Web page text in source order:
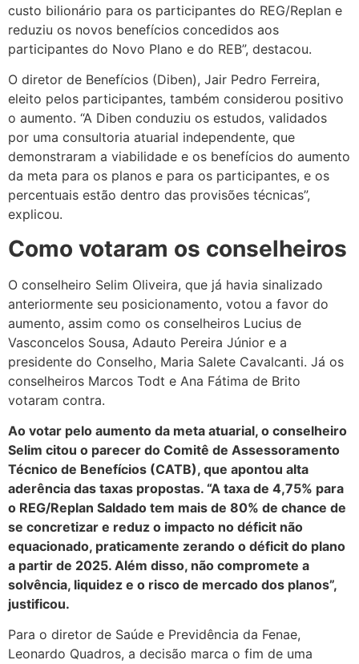
custo bilionário para os participantes do REG/Replan e
reduziu os novos benefícios concedidos aos
participantes do Novo Plano e do REB”, destacou.
O diretor de Benefícios (Diben), Jair Pedro Ferreira,
eleito pelos participantes, também considerou positivo
o aumento. “A Diben conduziu os estudos, validados
por uma consultoria atuarial independente, que
demonstraram a viabilidade e os benefícios do aumento
da meta para os planos e para os participantes, e os
percentuais estão dentro das provisões técnicas”,
explicou.
Como votaram os conselheiros
O conselheiro Selim Oliveira, que já havia sinalizado
anteriormente seu posicionamento, votou a favor do
aumento, assim como os conselheiros Lucius de
Vasconcelos Sousa, Adauto Pereira Júnior e a
presidente do Conselho, Maria Salete Cavalcanti. Já os
conselheiros Marcos Todt e Ana Fátima de Brito
votaram contra.
Ao votar pelo aumento da meta atuarial, o conselheiro
Selim citou o parecer do Comitê de Assessoramento
Técnico de Benefícios (CATB), que apontou alta
aderência das taxas propostas. “A taxa de 4,75% para
o REG/Replan Saldado tem mais de 80% de chance de
se concretizar e reduz o impacto no déficit não
equacionado, praticamente zerando o déficit do plano
a partir de 2025. Além disso, não compromete a
solvência, liquidez e o risco de mercado dos planos”,
justificou.
Para o diretor de Saúde e Previdência da Fenae,
Leonardo Quadros, a decisão marca o fim de uma